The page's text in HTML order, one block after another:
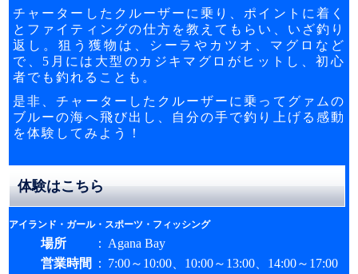
チャーターしたクルーザーに乗り、ポイントに着く
とファイティングの仕方を教えてもらい、いざ釣り
返し。狙う獲物は、シーラやカツオ、マグロなど
で、5月には大型のカジキマグロがヒットし、初心
者でも釣れることも。
是非、チャーターしたクルーザーに乗ってグァムの
ブルーの海へ飛び出し、自分の手で釣り上げる感動
を体験してみよう！
体験はこちら
アイランド・ガール・スポーツ・フィッシング
場所 ： Agana Bay
営業時間
： 7:00～10:00、10:00～13:00、14:00～17:00